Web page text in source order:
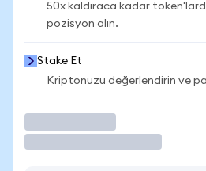
50x kaldıraca kadar
pozisyon alın.
Stake Et
Kriptonuzu değerlendirin ve